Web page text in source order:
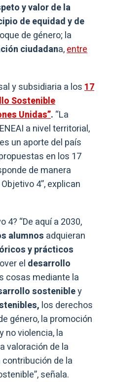
y valor de la
de equidad y de
de género; la
ciudadana,entre
y subsidiaria a los17
Sostenible
Unidas”. “La
a nivel territorial,
un aporte del país
en los 17
de manera
4”, explican
4? “De aquí a 2030,
alumnos adquieran
y prácticos
el desarrollo
cosas mediante la
sostenibley
los derechos
género, la promoción
no violencia, la
valoración de la
de la
señala.